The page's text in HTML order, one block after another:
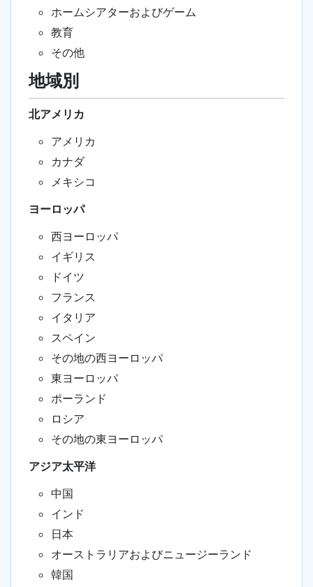
ホームシアターおよびゲーム
教育
その他
地域別
北アメリカ
アメリカ
カナダ
メキシコ
ヨーロッパ
西ヨーロッパ
イギリス
ドイツ
フランス
イタリア
スペイン
その地の西ヨーロッパ
東ヨーロッパ
ポーランド
ロシア
その地の東ヨーロッパ
アジア太平洋
中国
インド
日本
オーストラリアおよびニュージーランド
韓国